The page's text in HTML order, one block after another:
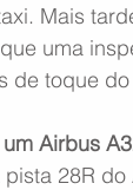
Mais
uma
de toque
um Airbus
28R